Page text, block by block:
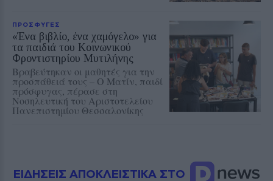
ΠΡΟΣΦΥΓΕΣ
«Ένα βιβλίο, ένα χαμόγελο» για
τα παιδιά του Κοινωνικού
Φροντιστηρίου Μυτιλήνης
Βραβεύτηκαν οι μαθητές για την
προσπάθειά τους – Ο Ματίν, παιδί
πρόσφυγας, πέρασε στη
Νοσηλευτική του Αριστοτελείου
Πανεπιστημίου Θεσσαλονίκης
ΕΙΔΗΣΕΙΣ ΑΠΟΚΛΕΙΣΤΙΚΑ ΣΤΟ